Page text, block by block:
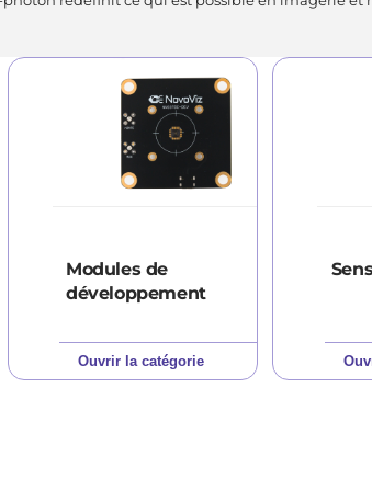
Modules de
développement
Ouvrir la catégorie